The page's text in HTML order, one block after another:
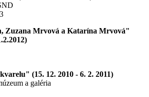
Zuzana Mrvová a Katarína Mrvová"
(15. 12. 2010 - 6. 2. 2011)
a galéria